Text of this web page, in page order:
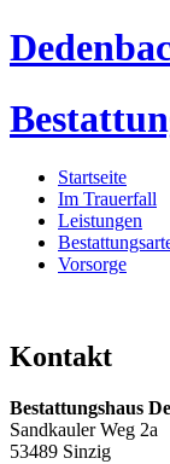
Startseite
Im Trauerfall
Leistungen
Vorsorge
Kontakt
Bestattungshaus
Sandkauler Weg 2a
53489 Sinzig